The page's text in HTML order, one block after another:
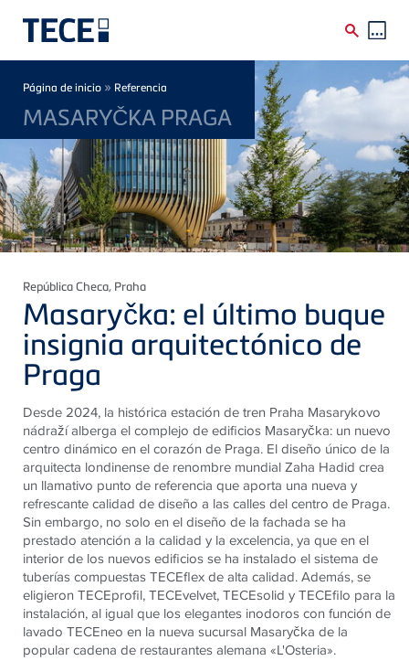
Breadcrumb
Página de inicio » Referencia
MASARYČKA PRAGA
República Checa, Praha
Masaryčka: el último buque
insignia arquitectónico de
Praga
Desde 2024, la histórica estación de tren Praha Masarykovo
nádraží alberga el complejo de edificios Masaryčka: un nuevo
centro dinámico en el corazón de Praga. El diseño único de la
arquitecta londinense de renombre mundial Zaha Hadid crea
un llamativo punto de referencia que aporta una nueva y
refrescante calidad de diseño a las calles del centro de Praga.
Sin embargo, no solo en el diseño de la fachada se ha
prestado atención a la calidad y la excelencia, ya que en el
interior de los nuevos edificios se ha instalado el sistema de
tuberías compuestas TECEflex de alta calidad. Además, se
eligieron TECEprofil, TECEvelvet, TECEsolid y TECEfilo para la
instalación, al igual que los elegantes inodoros con función de
lavado TECEneo en la nueva sucursal Masaryčka de la
popular cadena de restaurantes alemana «L'Osteria».